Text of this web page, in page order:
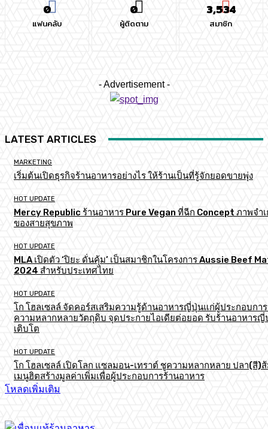
0
แฟนคลับ
0
ผู้ติดตาม
3,534
สมาชิก
- Advertisement -
LATEST ARTICLES
MARKETING
เริ่มต้นเปิดธุรกิจร้านอาหารอย่างไร ให้ร้านเป็นที่รู้จักยอดขายพุ่ง
HOT UPDATE
Mercy Republic ร้านอาหาร Pure Vegan ที่ฉีก Concept ภาพจำเ
ของสายสุขภาพ
HOT UPDATE
MLA เปิดตัว ‘ปิยะ ดั่นคุ้ม’ เป็นสมาชิกในโครงการ Aussie Beef
2024 สำหรับประเทศไทย
HOT UPDATE
โก โฮลเซลล์ จัดคอร์สเสริมความรู้ด้านอาหารญี่ปุ่นแก่ผู้ประกอบกา
ความหลากหลายวัตถุดิบ จุดประกายไอเดียต่อยอด รับร้านอาหาร
เติบโต
HOT UPDATE
โก โฮลเซลล์ เปิดโลก แซลมอน-เทราต์ ชูความหลากหลาย ปลา(สี)
เมนูฮิตสร้างมูลค่าเพิ่มเพื่อผู้ประกอบการร้านอาหาร
โหลดเพิ่มเติม